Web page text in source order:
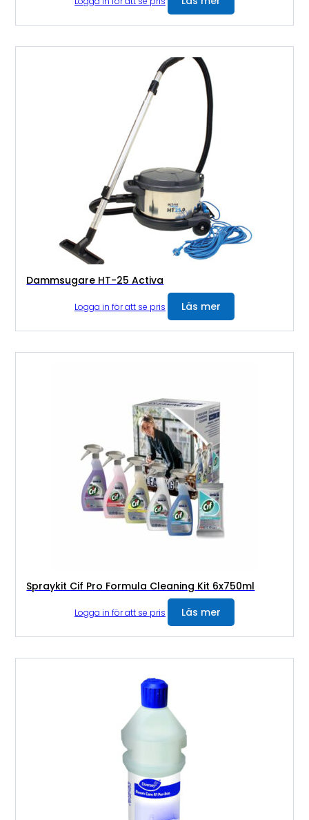
Dammsugare HT-25 Activa
Logga in för att se pris Läs mer
Spraykit Cif Pro Formula Cleaning Kit 6x750ml
Logga in för att se pris Läs mer